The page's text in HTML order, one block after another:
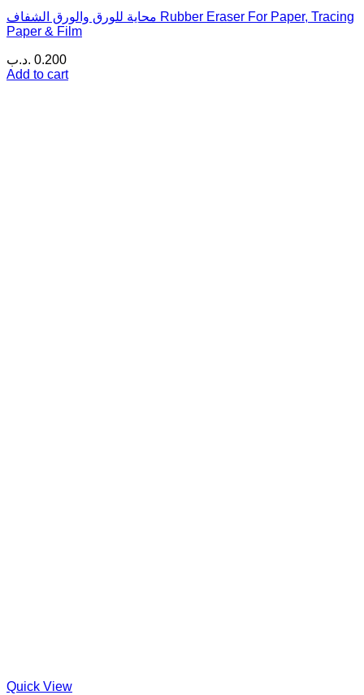
محاية للورق والورق الشفاف Rubber Eraser For Paper, Tracing
Paper & Film
0.200 .د.ب
Add to cart
Quick View